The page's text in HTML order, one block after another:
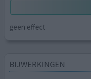
geen effect
BIJWERKINGEN